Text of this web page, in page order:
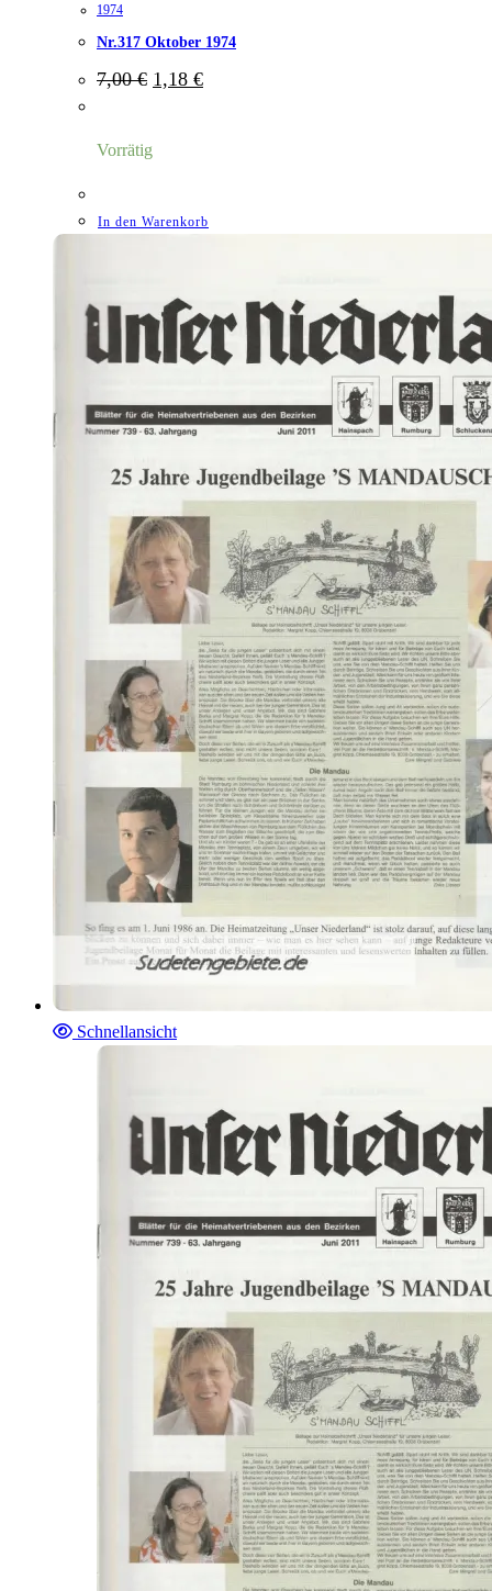
1974
Nr.317 Oktober 1974
7,00€ Ursprünglicher
Preis
1,18 €Aktueller
Preis
Vorrätig
In den Warenkorb
Schnellansicht